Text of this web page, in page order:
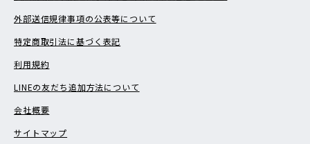
外部送信規律事項の公表等について
特定商取引法に基づく表記
利用規約
LINEの友だち追加方法について
会社概要
サイトマップ